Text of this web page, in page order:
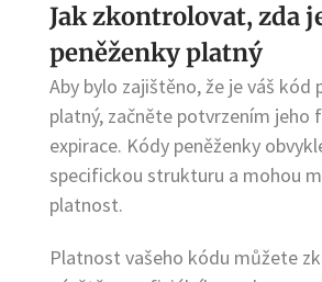
Jak zkontrolovat, zda
peněženky platný
Aby bylo zajištěno, že je váš kód
platný, začněte potvrzením jeho
expirace. Kódy peněženky
specifickou strukturu a mohou
platnost.
Platnost vašeho kódu můžete